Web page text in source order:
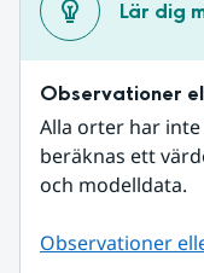
Lär dig
Observationer
Alla orter har
beräknas ett
och modelldata.
Observationer